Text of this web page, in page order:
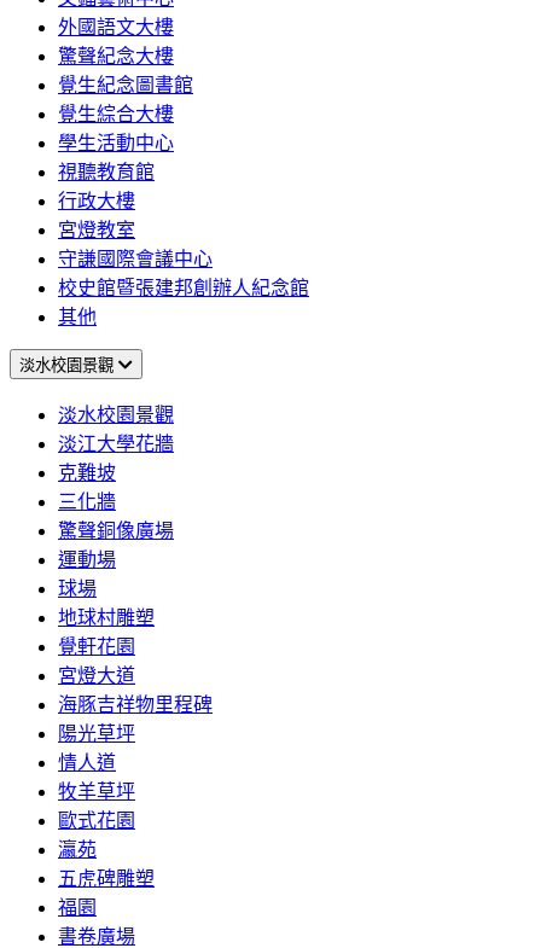
外國語文大樓
驚聲紀念大樓
覺生紀念圖書館
覺生綜合大樓
學生活動中心
視聽教育館
行政大樓
宮燈教室
守謙國際會議中心
校史館暨張建邦創辦人紀念館
其他
淡水校園景觀
淡水校園景觀
淡江大學花牆
克難坡
三化牆
驚聲銅像廣場
運動場
球場
地球村雕塑
覺軒花園
宮燈大道
海豚吉祥物里程碑
陽光草坪
情人道
牧羊草坪
歐式花園
瀛苑
五虎碑雕塑
福園
書卷廣場